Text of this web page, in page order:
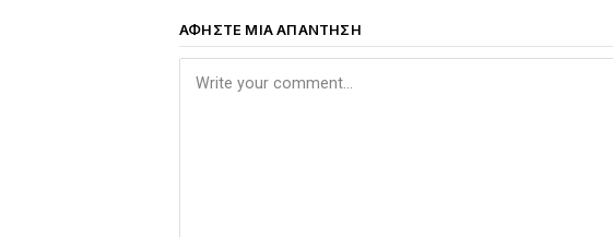
ΑΦΉΣΤΕ ΜΙΑ ΑΠΆΝΤΗΣΗ